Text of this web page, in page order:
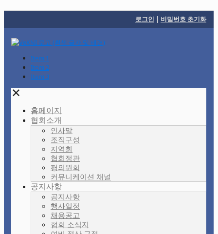
로그인 | 비밀번호 초기화
Item 1
Item 2
Item 3
✕
홈페이지
협회소개
인사말
조직구성
지역회
협회정관
평의원회
커뮤니케이션 채널
공지사항
공지사항
행사일정
채용공고
협회 소식지